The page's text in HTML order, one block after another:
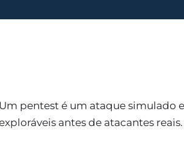
Um pentest é um ataque simulado
antes de atacantes reais.